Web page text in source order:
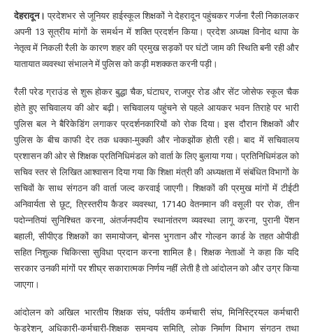
देहरादून। प्रदेशभर से जूनियर हाईस्कूल शिक्षकों ने देहरादून पहुंचकर गर्जना रैली निकालकर
अपनी 13 सूत्रीय मांगों के समर्थन में शक्ति प्रदर्शन किया। प्रदेश अध्यक्ष विनोद थापा के
नेतृत्व में निकली रैली के कारण शहर की प्रमुख सड़कों पर घंटों जाम की स्थिति बनी रही और
यातायात व्यवस्था संभालने में पुलिस को कड़ी मशक्कत करनी पड़ी।
रैली परेड ग्राउंड से शुरू होकर बुद्धा चैक, घंटाघर, राजपुर रोड और सेंट जोसेफ स्कूल चैक
होते हुए सचिवालय की ओर बढ़ी। सचिवालय पहुंचने से पहले आयकर भवन तिराहे पर भारी
पुलिस बल ने बैरिकेडिंग लगाकर प्रदर्शनकारियों को रोक दिया। इस दौरान शिक्षकों और
पुलिस के बीच काफी देर तक धक्का-मुक्की और नोकझोंक होती रही। बाद में सचिवालय
प्रशासन की ओर से शिक्षक प्रतिनिधिमंडल को वार्ता के लिए बुलाया गया। प्रतिनिधिमंडल को
सचिव स्तर से लिखित आश्वासन दिया गया कि शिक्षा मंत्री की अध्यक्षता में संबंधित विभागों के
सचिवों के साथ संगठन की वार्ता जल्द करवाई जाएगी। शिक्षकों की प्रमुख मांगों में टीईटी
अनिवार्यता से छूट, त्रिस्तरीय कैडर व्यवस्था, 17140 वेतनमान की वसूली पर रोक, तीन
पदोन्नतियां सुनिश्चित करना, अंतर्जनपदीय स्थानांतरण व्यवस्था लागू करना, पुरानी पेंशन
बहाली, सीपीएड शिक्षकों का समायोजन, बोनस भुगतान और गोल्डन कार्ड के तहत ओपीडी
सहित निशुल्क चिकित्सा सुविधा प्रदान करना शामिल है। शिक्षक नेताओं ने कहा कि यदि
सरकार उनकी मांगों पर शीघ्र सकारात्मक निर्णय नहीं लेती है तो आंदोलन को और उग्र किया
जाएगा।
आंदोलन को अखिल भारतीय शिक्षक संघ, पर्वतीय कर्मचारी संघ, मिनिस्ट्रियल कर्मचारी
फेडरेशन, अधिकारी-कर्मचारी-शिक्षक समन्वय समिति, लोक निर्माण विभाग संगठन तथा